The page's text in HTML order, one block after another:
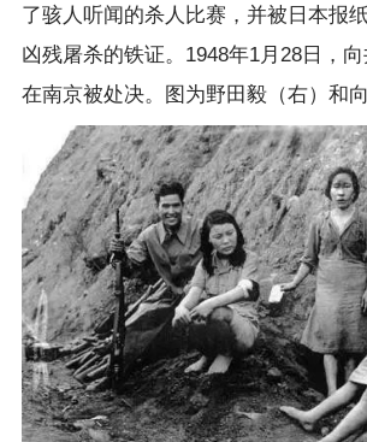
了骇人听闻的杀人比赛，并被日本报
凶残屠杀的铁证。1948年1月28日，
在南京被处决。图为野田毅（右）和向